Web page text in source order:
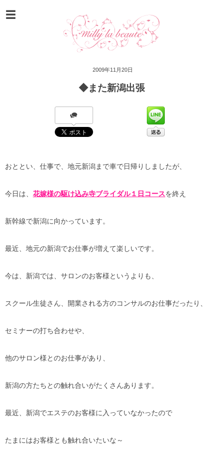
2009年11月20日
◆また新潟出張
おととい、仕事で、地元新潟まで車で日帰りしましたが、
今日は、 花嫁様の駆け込み寺ブライダル１日コースを終え
新幹線で新潟に向かっています。
最近、地元の新潟でお仕事が増えて楽しいです。
今は、新潟では、サロンのお客様というよりも、
スクール生徒さん、開業される方のコンサルのお仕事だったり、
セミナーの打ち合わせや、
他のサロン様とのお仕事があり、
新潟の方たちとの触れ合いがたくさんあります。
最近、新潟でエステのお客様に入っていなかったので
たまにはお客様とも触れ合いたいな～